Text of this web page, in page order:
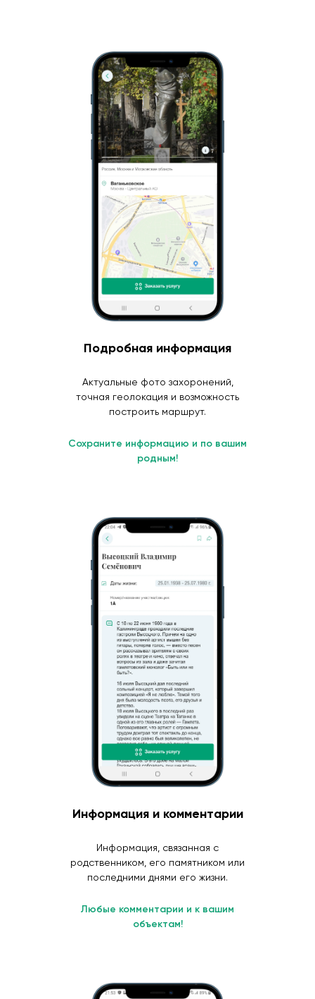
Подробная информация
Актуальные фото захоронений,
точная геолокация и возможность
построить маршрут.
Сохраните информацию и по вашим
родным!
Информация и комментарии
Информация, связанная с
родственником, его памятником или
последними днями его жизни.
Любые комментарии и к вашим
объектам!